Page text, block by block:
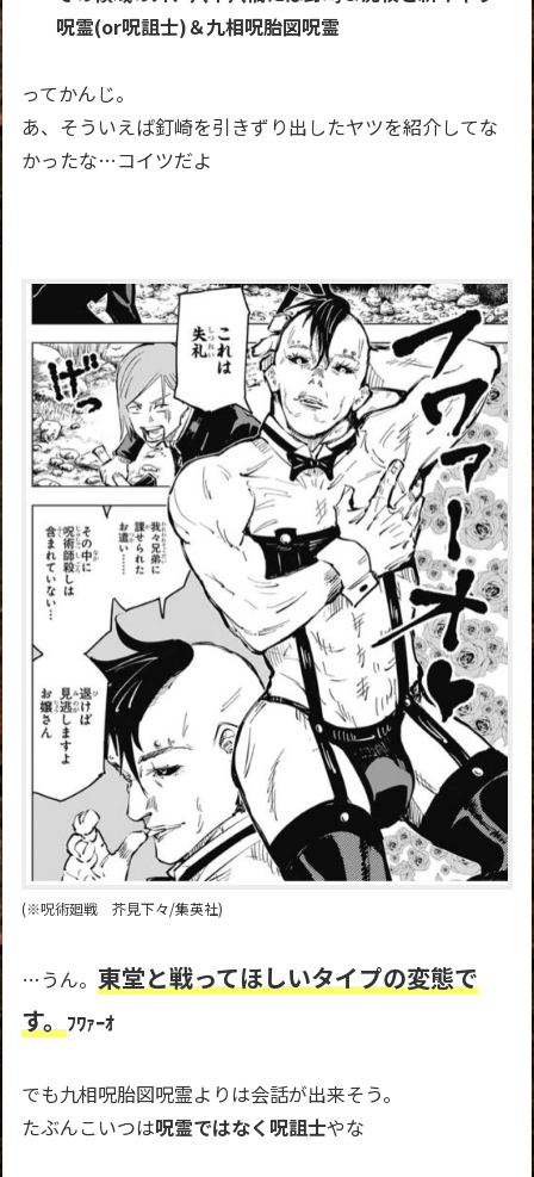
呪霊(or呪詛士)＆九相呪胎図呪霊
ってかんじ。
あ、そういえば釘崎を引きずり出したヤツを紹介してな
かったな…コイツだよ
(※呪術廻戦 芥見下々/集英社)
…うん。東堂と戦ってほしいタイプの変態で
す。ﾌﾜｧｰｵ
でも九相呪胎図呪霊よりは会話が出来そう。
たぶんこいつは呪霊ではなく呪詛士やな